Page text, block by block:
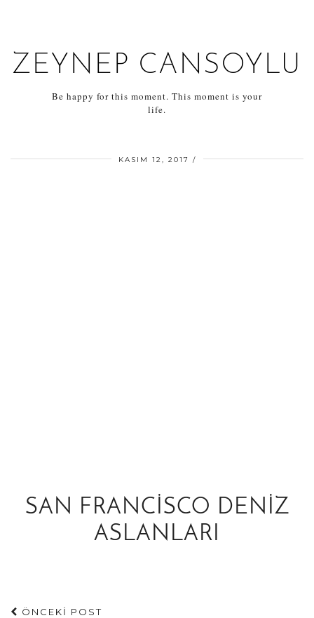
ZEYNEP CANSOYLU
Be happy for this moment. This moment is your
life.
KASIM 12, 2017
SAN FRANCISCO DENIZ
ASLANLARI
ÖNCEKİ POST